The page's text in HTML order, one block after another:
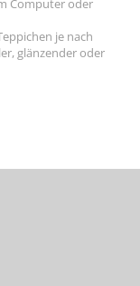
Computer oder
je nach
glänzender oder